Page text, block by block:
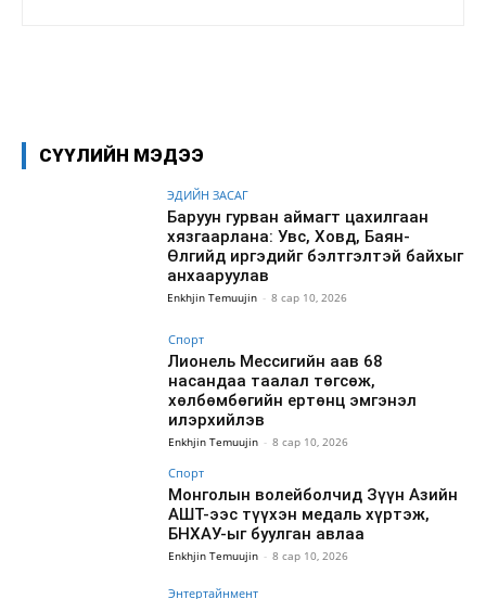
СҮҮЛИЙН МЭДЭЭ
ЭДИЙН ЗАСАГ
Баруун гурван аймагт цахилгаан
хязгаарлана: Увс, Ховд, Баян-
Өлгийд иргэдийг бэлтгэлтэй байхыг
анхааруулав
Enkhjin Temuujin - 8 сар 10, 2026
Спорт
Лионель Мессигийн аав 68
насандаа таалал төгсөж,
хөлбөмбөгийн ертөнц эмгэнэл
илэрхийлэв
Enkhjin Temuujin - 8 сар 10, 2026
Спорт
Монголын волейболчид Зүүн Азийн
АШТ-ээс түүхэн медаль хүртэж,
БНХАУ-ыг буулган авлаа
Enkhjin Temuujin - 8 сар 10, 2026
Энтертайнмент